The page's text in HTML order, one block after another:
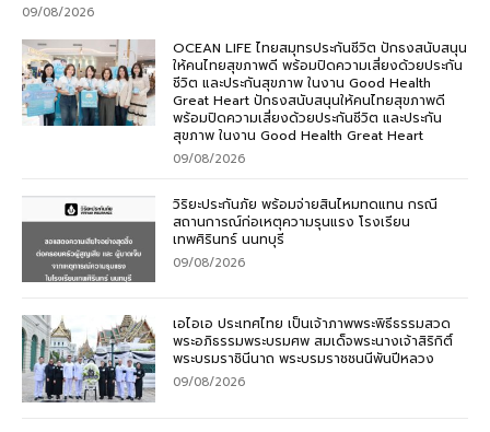
09/08/2026
OCEAN LIFE ไทยสมุทรประกันชีวิต ปักธงสนับสนุน
ให้คนไทยสุขภาพดี พร้อมปิดความเสี่ยงด้วยประกัน
ชีวิต และประกันสุขภาพ ในงาน Good Health
Great Heart ปักธงสนับสนุนให้คนไทยสุขภาพดี
พร้อมปิดความเสี่ยงด้วยประกันชีวิต และประกัน
สุขภาพ ในงาน Good Health Great Heart
09/08/2026
วิริยะประกันภัย พร้อมจ่ายสินไหมทดแทน กรณี
สถานการณ์ก่อเหตุความรุนแรง โรงเรียน
เทพศิรินทร์ นนทบุรี
09/08/2026
เอไอเอ ประเทศไทย เป็นเจ้าภาพพระพิธีธรรมสวด
พระอภิธรรมพระบรมศพ สมเด็จพระนางเจ้าสิริกิติ์
พระบรมราชินีนาถ พระบรมราชชนนีพันปีหลวง
09/08/2026